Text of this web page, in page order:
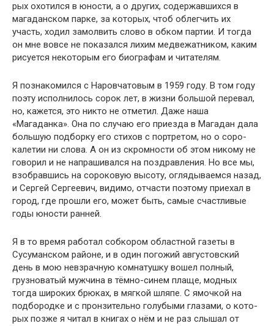
рых охотился в юности, а о других, содержавшихся в
магаданском парке, за которых, чтоб облегчить их
участь, ходил замолвить слово в обком партии. И тогда
он мне вовсе не показался лихим медвежатником, каким
рисуется некоторым его биографам и чита­телям.
Я познакомился с Наровчатовым в 1959 году. В том году
поэту исполнилось сорок лет, в жизни большой перевал,
но, кажется, это никто не отметил. Даже наша
«Магаданка». Она по случаю его приезда в Магадан да­ла
большую подборку его стихов с портретом, но о соро­
калетии ни слова. А он из скромности об этом никому не
говорил и не напрашивался на поздравления. Но все мы,
взобравшись на сороковую высоту, оглядываемся назад,
и Сергей Сергеевич, видимо, отчасти поэтому приехал в
город, где прошли его, может быть, самые счастливые
годы юности ранней.
Я в то время работал собкором областной газеты в
Сусуманском районе, и в один погожий августовский
день в мою невзрачную комнатушку вошел полный,
грузноватый мужчина в тёмно-синем плаще, модных
тогда широких брюках, в мягкой шляпе. С ямочкой на
подбородке и с пронзительно голубыми глазами, о кото­
рых позже я читал в книгах о нём и не раз слышал от